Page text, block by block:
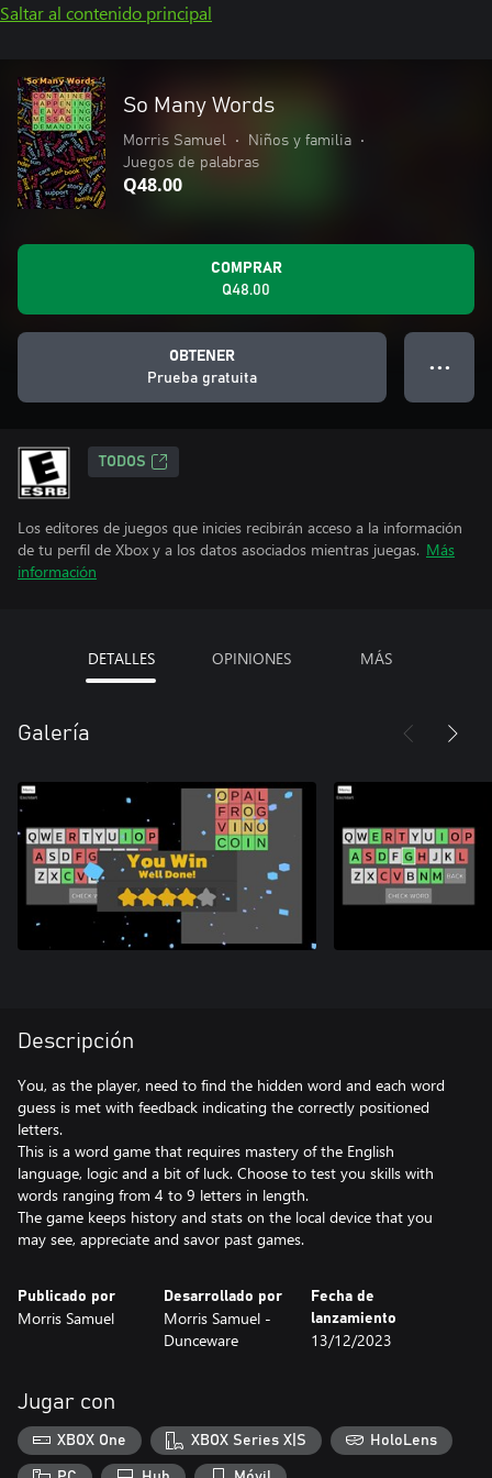
Saltar al contenido principal
So Many Words
Morris Samuel • Niños y familia
•
Juegos de palabras
Q48.00
COMPRAR
Q48.00
OBTENER
Prueba gratuita
● ● ●
TODOS
Los editores de juegos que inicies recibirán acceso a la información
de tu perfil de Xbox y a los datos asociados mientras juegas. Más
información
DETALLES OPINIONES MÁS
Galería
Descripción
You, as the player, need to find the hidden word and each word
guess is met with feedback indicating the correctly positioned
letters.
This is a word game that requires mastery of the English
language, logic and a bit of luck. Choose to test you skills with
words ranging from 4 to 9 letters in length.
The game keeps history and stats on the local device that you
may see, appreciate and savor past games.
Publicado por
Morris Samuel
Desarrollado por
Morris Samuel -
Dunceware
Fecha de
lanzamiento
13/12/2023
Jugar con
XBOX One XBOX Series X|S HoloLens